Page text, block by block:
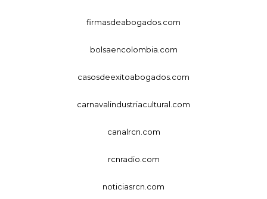
firmasdeabogados.com
bolsaencolombia.com
casosdeexitoabogados.com
carnavalindustriacultural.com
canalrcn.com
rcnradio.com
noticiasrcn.com